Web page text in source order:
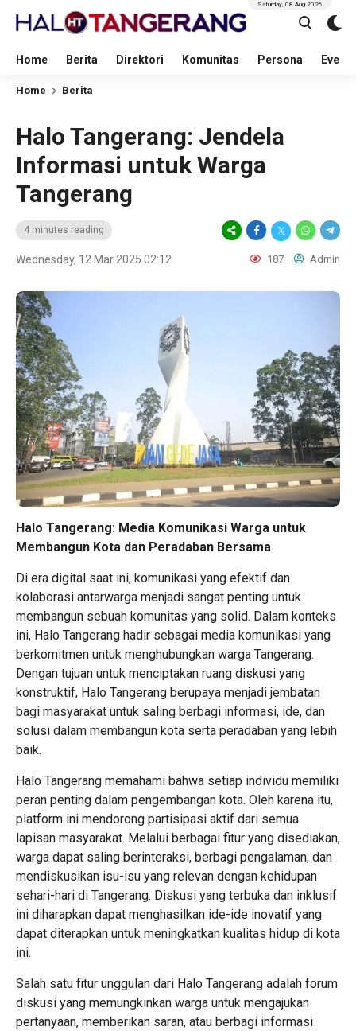
Home Berita Direktori Komunitas Persona Event
Saturday, 08 Aug 2026
Home Berita
Halo Tangerang: Jendela
Informasi untuk Warga
Tangerang
4 minutes reading
Wednesday, 12 Mar 2025 02:12 187 Admin
Halo Tangerang: Media Komunikasi Warga untuk
Membangun Kota dan Peradaban Bersama
Di era digital saat ini, komunikasi yang efektif dan
kolaborasi antarwarga menjadi sangat penting untuk
membangun sebuah komunitas yang solid. Dalam konteks
ini, Halo Tangerang hadir sebagai media komunikasi yang
berkomitmen untuk menghubungkan warga Tangerang.
Dengan tujuan untuk menciptakan ruang diskusi yang
konstruktif, Halo Tangerang berupaya menjadi jembatan
bagi masyarakat untuk saling berbagi informasi, ide, dan
solusi dalam membangun kota serta peradaban yang lebih
baik.
Halo Tangerang memahami bahwa setiap individu memiliki
peran penting dalam pengembangan kota. Oleh karena itu,
platform ini mendorong partisipasi aktif dari semua
lapisan masyarakat. Melalui berbagai fitur yang disediakan,
warga dapat saling berinteraksi, berbagi pengalaman, dan
mendiskusikan isu-isu yang relevan dengan kehidupan
sehari-hari di Tangerang. Diskusi yang terbuka dan inklusif
ini diharapkan dapat menghasilkan ide-ide inovatif yang
dapat diterapkan untuk meningkatkan kualitas hidup di kota
ini.
Salah satu fitur unggulan dari Halo Tangerang adalah forum
diskusi yang memungkinkan warga untuk mengajukan
pertanyaan, memberikan saran, atau berbagi informasi